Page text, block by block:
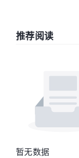
推荐阅读
暂无数据